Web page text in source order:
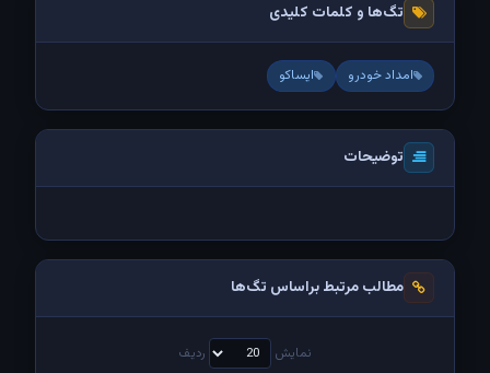
تگ‌ها و کلمات کلیدی
امداد خودرو ایساکو
توضیحات
مطالب مرتبط براساس تگ‌ها
نمایش ردیف